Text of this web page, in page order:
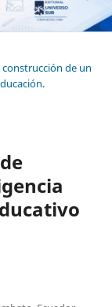
construcción de un